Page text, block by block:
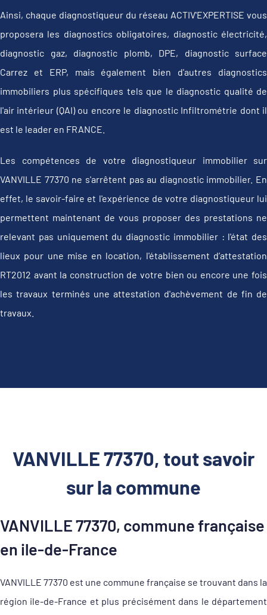
Ainsi, chaque diagnostiqueur du réseau ACTIV'EXPERTISE vous
proposera les diagnostics obligatoires, diagnostic électricité,
diagnostic gaz, diagnostic plomb, DPE, diagnostic surface
Carrez et ERP, mais également bien d'autres diagnostics
immobiliers plus spécifiques tels que le diagnostic qualité de
l'air intérieur (QAI) ou encore le diagnostic Infiltrométrie dont il
est le leader en FRANCE.
Les compétences de votre diagnostiqueur immobilier sur
VANVILLE 77370 ne s'arrêtent pas au diagnostic immobilier. En
effet, le savoir-faire et l'expérience de votre diagnostiqueur lui
permettent maintenant de vous proposer des prestations ne
relevant pas uniquement du diagnostic immobilier : l'état des
lieux pour une mise en location, l'établissement d’attestation
RT2012 avant la construction de votre bien ou encore une fois
les travaux terminés une attestation d'achèvement de fin de
travaux.
VANVILLE 77370, tout savoir
sur la commune
VANVILLE 77370, commune française
en ile-de-France
VANVILLE 77370 est une commune française se trouvant dans la
région ile-de-France et plus précisément dans le département